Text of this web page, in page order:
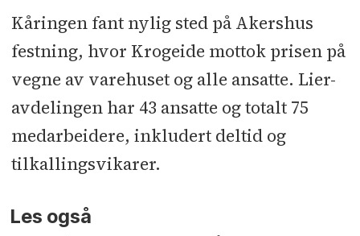
Kåringen fant nylig sted på Akershus
festning, hvor Krogeide mottok prisen på
vegne av varehuset og alle ansatte. Lier-
avdelingen har 43 ansatte og totalt 75
medarbeidere, inkludert deltid og
tilkallingsvikarer.
Les også